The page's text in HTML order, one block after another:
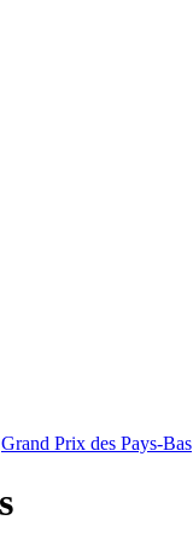
Grand Prix des Pays-Bas